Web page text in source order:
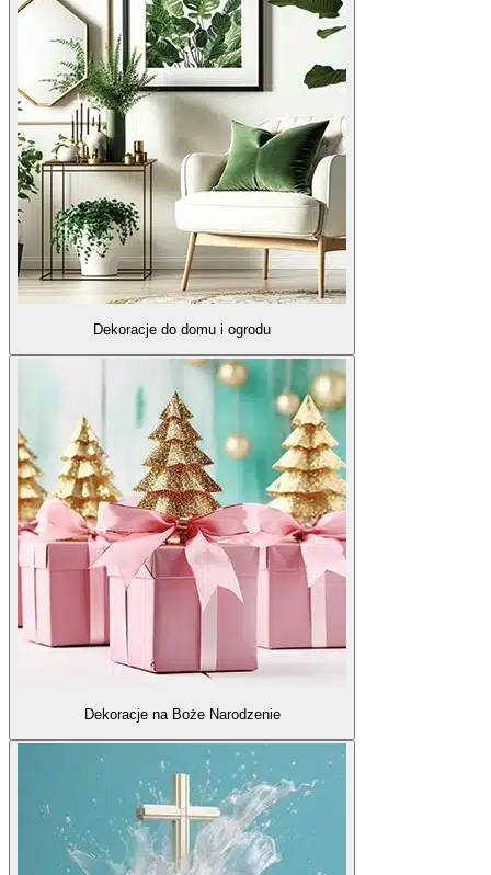
Dekoracje do domu i ogrodu
Dekoracje na Boże Narodzenie